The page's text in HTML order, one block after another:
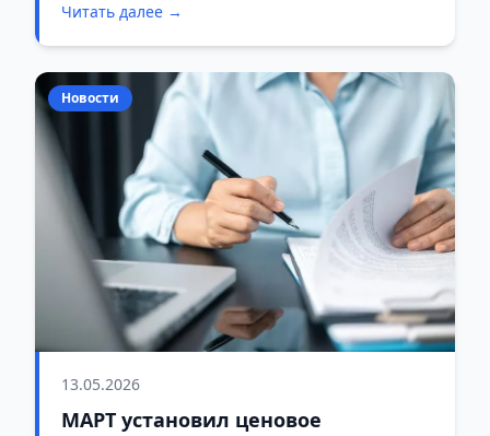
Читать далее →
Новости
13.05.2026
МАРТ установил ценовое